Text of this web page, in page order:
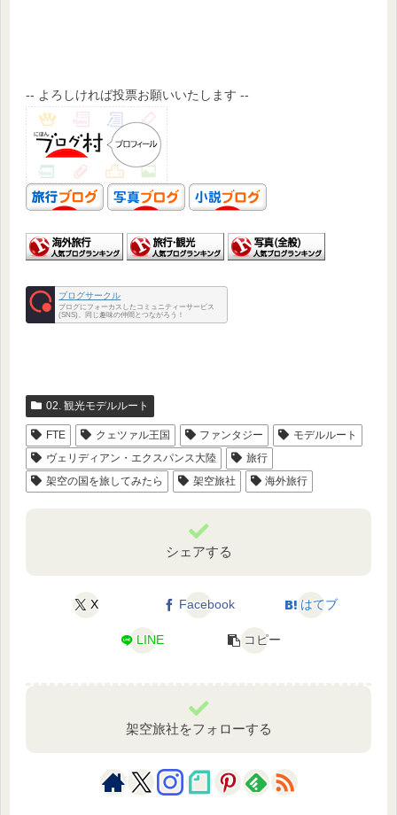
-- よろしければ投票お願いいたします --
ブログサークル
ブログにフォーカスしたコミュニティーサービス
(SNS)。同じ趣味の仲間とつながろう！
02. 観光モデルルート
FTE クェツァル王国 ファンタジー
モデルルート
ヴェリディアン・エクスパンス大陸
旅行
架空の国を旅してみたら
架空旅社 海外旅行
シェアする
X Facebook はてブ
LINE コピー
架空旅社をフォローする